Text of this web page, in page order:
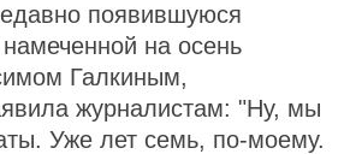
появившуюся
на осень
Галкиным,
журналистам: "Ну, мы
Уже лет семь, по-моему.